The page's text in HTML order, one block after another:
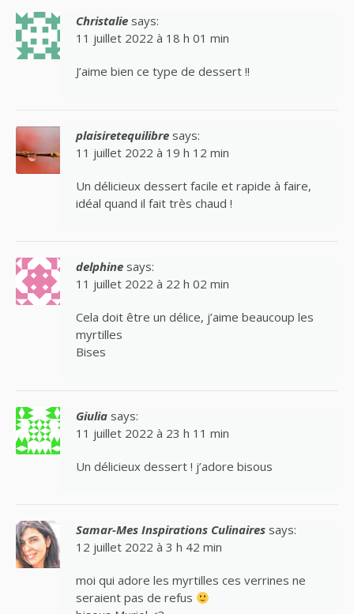
Christalie says:
11 juillet 2022 à 18 h 01 min
J’aime bien ce type de dessert !!
plaisiretequilibre says:
11 juillet 2022 à 19 h 12 min
Un délicieux dessert facile et rapide à faire,
idéal quand il fait très chaud !
delphine says:
11 juillet 2022 à 22 h 02 min
Cela doit être un délice, j’aime beaucoup les
myrtilles
Bises
Giulia says:
11 juillet 2022 à 23 h 11 min
Un délicieux dessert ! j’adore bisous
Samar-Mes Inspirations Culinaires says:
12 juillet 2022 à 3 h 42 min
moi qui adore les myrtilles ces verrines ne
seraient pas de refus